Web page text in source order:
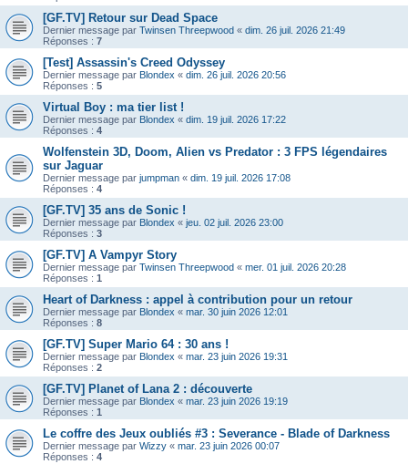
[GF.TV] Retour sur Dead Space
Dernier message par Twinsen Threepwood « dim. 26 juil. 2026 21:49
Réponses : 7
[Test] Assassin's Creed Odyssey
Dernier message par Blondex « dim. 26 juil. 2026 20:56
Réponses : 5
Virtual Boy : ma tier list !
Dernier message par Blondex « dim. 19 juil. 2026 17:22
Réponses : 4
Wolfenstein 3D, Doom, Alien vs Predator : 3 FPS légendaires
sur Jaguar
Dernier message par jumpman « dim. 19 juil. 2026 17:08
Réponses : 4
[GF.TV] 35 ans de Sonic !
Dernier message par Blondex « jeu. 02 juil. 2026 23:00
Réponses : 3
[GF.TV] A Vampyr Story
Dernier message par Twinsen Threepwood « mer. 01 juil. 2026 20:28
Réponses : 1
Heart of Darkness : appel à contribution pour un retour
Dernier message par Blondex « mar. 30 juin 2026 12:01
Réponses : 8
[GF.TV] Super Mario 64 : 30 ans !
Dernier message par Blondex « mar. 23 juin 2026 19:31
Réponses : 2
[GF.TV] Planet of Lana 2 : découverte
Dernier message par Blondex « mar. 23 juin 2026 19:19
Réponses : 1
Le coffre des Jeux oubliés #3 : Severance - Blade of Darkness
Dernier message par Wizzy « mar. 23 juin 2026 00:07
Réponses : 4